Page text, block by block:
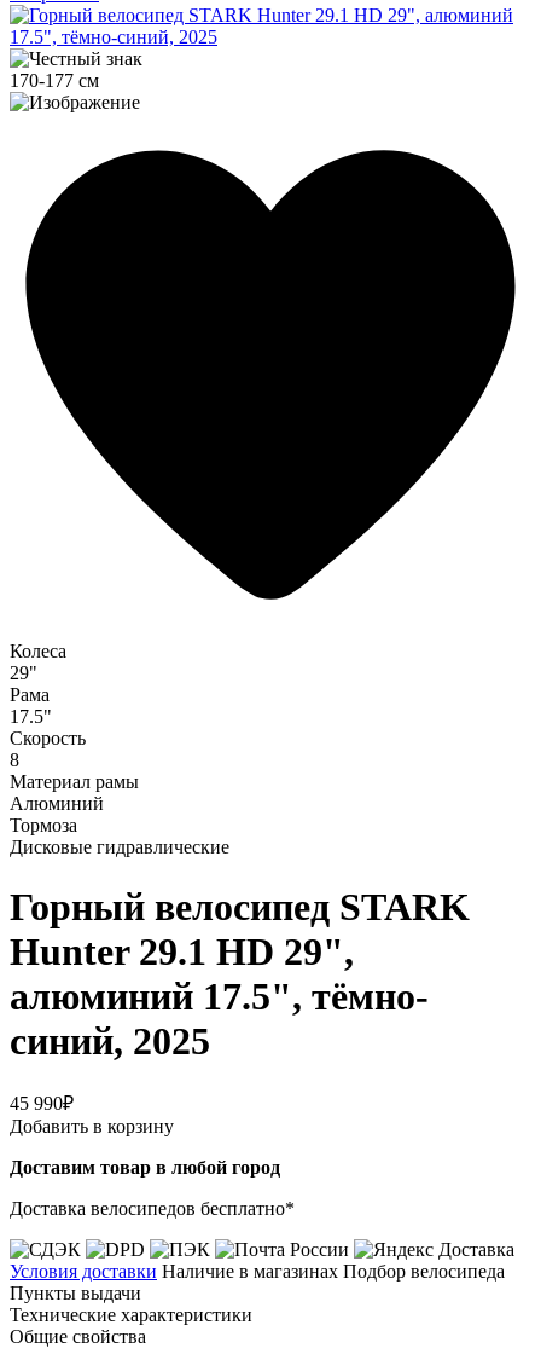
170-177 см
Колеса
29"
Рама
17.5"
Скорость
8
Материал рамы
Алюминий
Тормоза
Дисковые гидравлические
Горный велосипед STARK
Hunter 29.1 HD 29",
алюминий 17.5", тёмно-
синий, 2025
45 990₽
Добавить в корзину
Доставим товар в любой город
Доставка велосипедов бесплатно*
Условия доставки Наличие в магазинах Подбор велосипеда
Пункты выдачи
Технические характеристики
Общие свойства